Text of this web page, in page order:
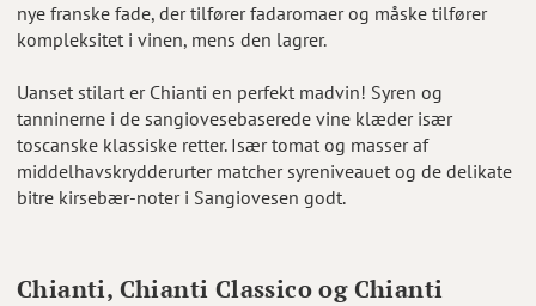
nye franske fade, der tilfører fadaromaer og måske tilfører
kompleksitet i vinen, mens den lagrer.
Uanset stilart er Chianti en perfekt madvin! Syren og
tanninerne i de sangiovesebaserede vine klæder især
toscanske klassiske retter. Især tomat og masser af
middelhavskrydderurter matcher syreniveauet og de delikate
bitre kirsebær-noter i Sangiovesen godt.
Chianti, Chianti Classico og Chianti